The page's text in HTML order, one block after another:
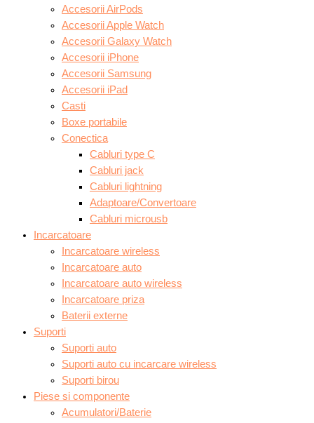
Accesorii AirPods
Accesorii Apple Watch
Accesorii Galaxy Watch
Accesorii iPhone
Accesorii Samsung
Accesorii iPad
Casti
Boxe portabile
Conectica
Cabluri type C
Cabluri jack
Cabluri lightning
Adaptoare/Convertoare
Cabluri microusb
Incarcatoare
Incarcatoare wireless
Incarcatoare auto
Incarcatoare auto wireless
Incarcatoare priza
Baterii externe
Suporti
Suporti auto
Suporti auto cu incarcare wireless
Suporti birou
Piese si componente
Acumulatori/Baterie